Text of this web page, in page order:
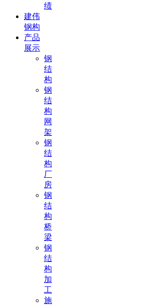
绩
建伟
钢构
产品
展示
钢
结
构
钢
结
构
网
架
钢
结
构
厂
房
钢
结
构
桥
梁
钢
结
构
加
工
施